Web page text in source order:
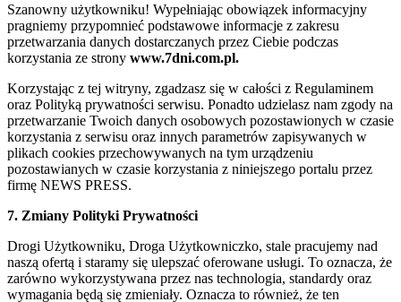
Szanowny użytkowniku! Wypełniając obowiązek informacyjny
pragniemy przypomnieć podstawowe informacje z zakresu
przetwarzania danych dostarczanych przez Ciebie podczas
korzystania ze strony www.7dni.com.pl.
Korzystając z tej witryny, zgadzasz się w całości z Regulaminem
oraz Polityką prywatności serwisu. Ponadto udzielasz nam zgody na
przetwarzanie Twoich danych osobowych pozostawionych w czasie
korzystania z serwisu oraz innych parametrów zapisywanych w
plikach cookies przechowywanych na tym urządzeniu
pozostawianych w czasie korzystania z niniejszego portalu przez
firmę NEWS PRESS.
7. Zmiany Polityki Prywatności
Drogi Użytkowniku, Droga Użytkowniczko, stale pracujemy nad
naszą ofertą i staramy się ulepszać oferowane usługi. To oznacza, że
zarówno wykorzystywana przez nas technologia, standardy oraz
wymagania będą się zmieniały. Oznacza to również, że ten